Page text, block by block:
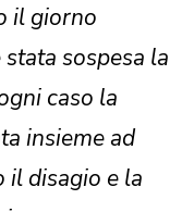
il giorno
sospesa la
caso la
insieme ad
il disagio e la